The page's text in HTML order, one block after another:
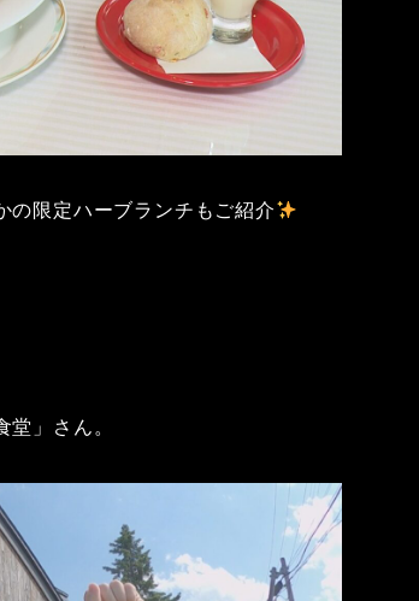
の限定ハーブランチもご紹介
」さん。